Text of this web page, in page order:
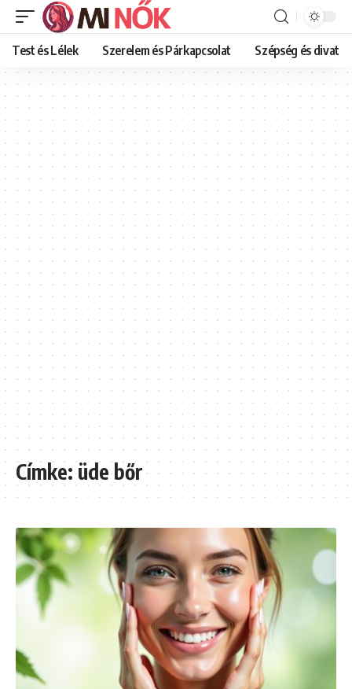
Test és Lélek Szerelem és Párkapcsolat Szépség és divat
Címke:üde bőr